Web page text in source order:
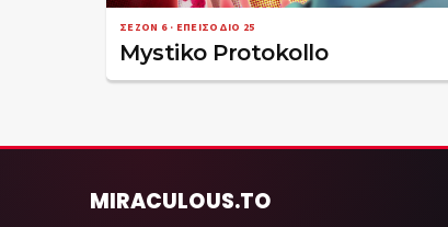
ΣΕΖΌΝ 6 · ΕΠΕΙΣΌΔΙΟ 25
Mystiko Protokollo
MIRACULOUS.TO